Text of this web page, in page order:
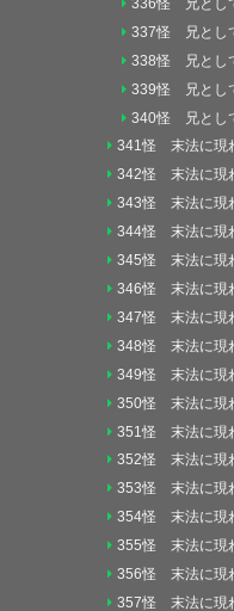
336怪 兄とし
337怪 兄とし
338怪 兄とし
339怪 兄とし
340怪 兄とし
341怪 末法に現
342怪 末法に現
343怪 末法に現
344怪 末法に現
345怪 末法に現
346怪 末法に現
347怪 末法に現
348怪 末法に現
349怪 末法に現
350怪 末法に現
351怪 末法に現
352怪 末法に現
353怪 末法に現
354怪 末法に現
355怪 末法に現
356怪 末法に現
357怪 末法に現